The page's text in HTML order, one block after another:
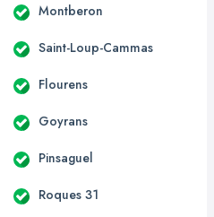
Montberon
Saint-Loup-Cammas
Flourens
Goyrans
Pinsaguel
Roques 31